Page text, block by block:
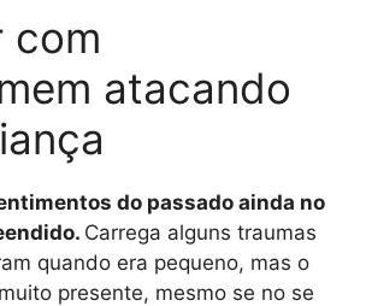
com
atacando
do passado ainda no
Carrega alguns traumas
quando era pequeno, mas o
presente, mesmo se no se